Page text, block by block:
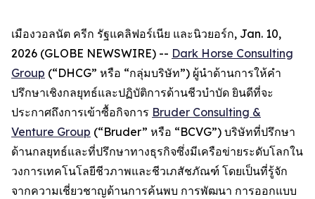
เมืองวอลนัต ครีก รัฐแคลิฟอร์เนีย และนิวยอร์ก, Jan. 10,
2026 (GLOBE NEWSWIRE) -- Dark Horse Consulting
Group (“DHCG” หรือ “กลุ่มบริษัท”) ผู้นำด้านการให้คำ
ปรึกษาเชิงกลยุทธ์และปฏิบัติการด้านชีวบำบัด ยินดีที่จะ
ประกาศถึงการเข้าซื้อกิจการ Bruder Consulting &
Venture Group (“Bruder” หรือ “BCVG”) บริษัทที่ปรึกษา
ด้านกลยุทธ์และที่ปรึกษาทางธุรกิจซึ่งมีเครือข่ายระดับโลกใน
วงการเทคโนโลยีชีวภาพและชีวเภสัชภัณฑ์ โดยเป็นที่รู้จัก
จากความเชี่ยวชาญด้านการค้นพบ การพัฒนา การออกแบบ